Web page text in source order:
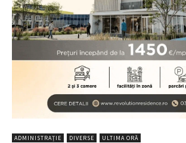
ADMINISTRAȚIE DIVERSE ULTIMA ORĂ